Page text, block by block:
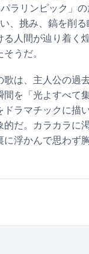
ラリンピック」
、挑み、鎬を削
人間が辿り着く
うだ。
は、主人公の過
を「光よすべて
ラマチックに描
だ。カラカラに
浮かんで思わず